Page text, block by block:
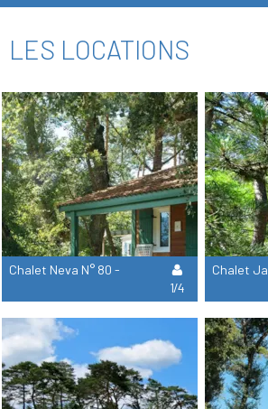
LES LOCATIONS
Chalet Neva N° 80 -
1/4